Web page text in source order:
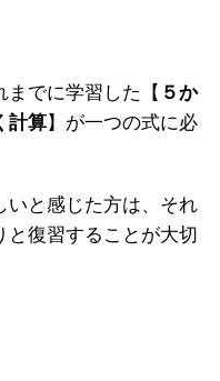
でに学習した【 ５か
計算】が一つの式に必
いと感じた方は、それ
と復習することが大切